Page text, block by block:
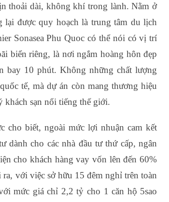
thoải dài, không khí trong lành. Nằm ở
lại được quy hoạch là trung tâm du lịch
Sonasea Phu Quoc có thể nói có vị trí
biển riêng, là nơi ngắm hoàng hôn đẹp
bay 10 phút. Không những chất lượng
tế, mà dự án còn mang thương hiệu
khách sạn nổi tiếng thế giới.
biết, ngoài mức lợi nhuận cam kết
dành cho các nhà đầu tư thứ cấp, ngân
cho khách hàng vay vốn lên đến 60%
với việc sở hữu 15 đêm nghỉ trên toàn
mức giá chỉ 2,2 tỷ cho 1 căn hộ 5sao